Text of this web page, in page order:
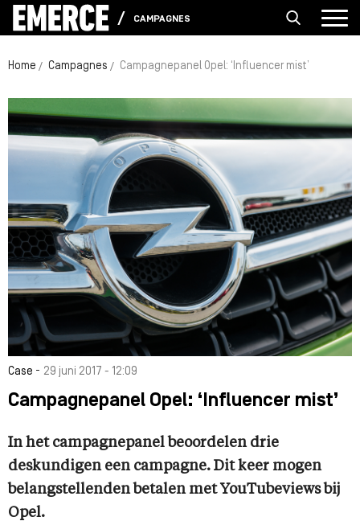
CAMPAGNES
Home Campagnes Campagnepanel Opel: ‘Influencer mist’
Case - 29 juni 2017 - 12:09
Campagnepanel Opel: ‘Influencer mist’
In het campagnepanel beoordelen drie
deskundigen een campagne. Dit keer mogen
belangstellenden betalen met YouTubeviews bij
Opel.